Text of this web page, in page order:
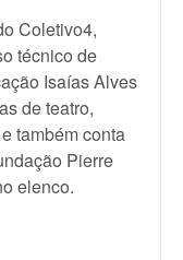
Coletivo4,
técnico de
Isaías Alves
de teatro,
também conta
Pierre
elenco.